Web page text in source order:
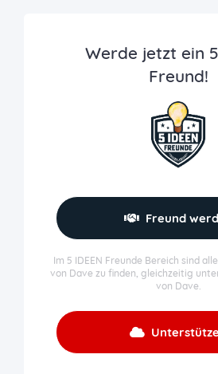
Werde jetzt ein
Freund!
Freund
Im 5 IDEEN Freunde Bereich sind
von Dave zu finden, gleichzeitig
von Dave.